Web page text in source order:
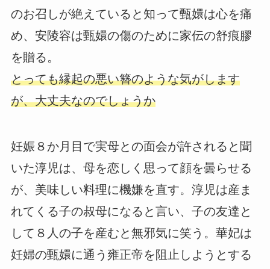
のお召しが絶えていると知って甄嬛は心を痛
め、安陵容は甄嬛の傷のために家伝の舒痕膠
を贈る。
とっても縁起の悪い簪のような気がします
が、大丈夫なのでしょうか
妊娠８か月目で実母との面会が許されると聞
いた淳児は、母を恋しく思って顔を曇らせる
が、美味しい料理に機嫌を直す。淳児は産ま
れてくる子の叔母になると言い、子の友達と
して８人の子を産むと無邪気に笑う。華妃は
妊婦の甄嬛に通う雍正帝を阻止しようとする